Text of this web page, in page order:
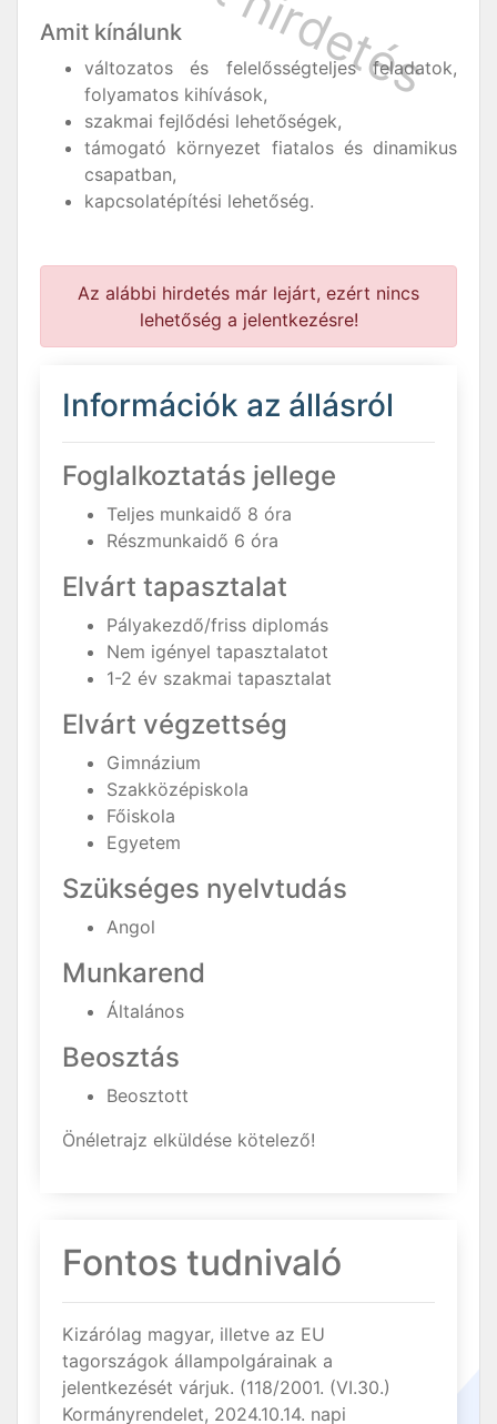
Amit kínálunk
változatos és felelősségteljes feladatok,
folyamatos kihívások,
szakmai fejlődési lehetőségek,
támogató környezet fiatalos és dinamikus
csapatban,
kapcsolatépítési lehetőség.
Az alábbi hirdetés már lejárt, ezért nincs
lehetőség a jelentkezésre!
Információk az állásról
Foglalkoztatás jellege
Teljes munkaidő 8 óra
Részmunkaidő 6 óra
Elvárt tapasztalat
Pályakezdő/friss diplomás
Nem igényel tapasztalatot
1-2 év szakmai tapasztalat
Elvárt végzettség
Gimnázium
Szakközépiskola
Főiskola
Egyetem
Szükséges nyelvtudás
Angol
Munkarend
Általános
Beosztás
Beosztott
Önéletrajz elküldése kötelező!
Fontos tudnivaló
Kizárólag magyar, illetve az EU
tagországok állampolgárainak a
jelentkezését várjuk. (118/2001. (VI.30.)
Kormányrendelet, 2024.10.14. napi